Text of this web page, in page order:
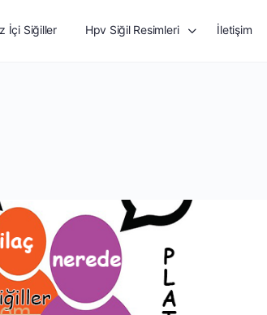
İçi Siğiller Hpv Siğil Resimleri İletişim